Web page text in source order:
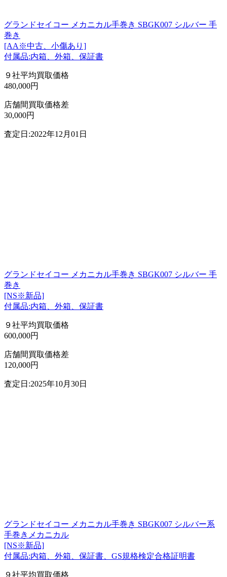
グランドセイコー メカニカル手巻き SBGK007 シルバー 手
巻き
[AA※中古、小傷あり]
付属品:内箱、外箱、保証書
９社平均買取価格
480,000円
店舗間買取価格差
30,000円
査定日:2022年12月01日
グランドセイコー メカニカル手巻き SBGK007 シルバー 手
巻き
[NS※新品]
付属品:内箱、外箱、保証書
９社平均買取価格
600,000円
店舗間買取価格差
120,000円
査定日:2025年10月30日
グランドセイコー メカニカル手巻き SBGK007 シルバー系
手巻きメカニカル
[NS※新品]
付属品:内箱、外箱、保証書、GS規格検定合格証明書
９社平均買取価格